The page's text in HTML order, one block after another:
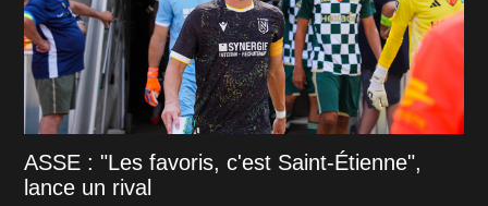
ASSE : "Les favoris, c'est Saint-Étienne",
lance un rival